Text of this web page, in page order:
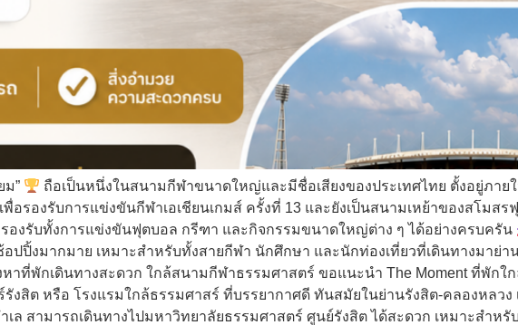
ม”
ถือเป็นหนึ่งในสนามกีฬาขนาดใหญ่และมีชื่อเสียงของประเทศไทย ตั้งอยู่ภาย
รองรับการแข่งขันกีฬาเอเชียนเกมส์ ครั้งที่ 13 และยังเป็นสนามเหย้าของสโมสร
งรับทั้งการแข่งขันฟุตบอล กรีฑา และกิจกรรมขนาดใหญ่ต่าง ๆ ได้อย่างครบครัน
ปปิ้งมากมาย เหมาะสำหรับทั้งสายกีฬา นักศึกษา และนักท่องเที่ยวที่เดินทางมาย่า
าที่พักเดินทางสะดวก ใกล้สนามกีฬาธรรมศาสตร์ ขอแนะนำ The Moment ที่พักใ
สิต หรือ โรงแรมใกล้ธรรมศาสร์ ที่บรรยากาศดี ทันสมัยในย่านรังสิต-คลองหลวง
ล สามารถเดินทางไปมหาวิทยาลัยธรรมศาสตร์ ศูนย์รังสิต ได้สะดวก เหมาะสำห